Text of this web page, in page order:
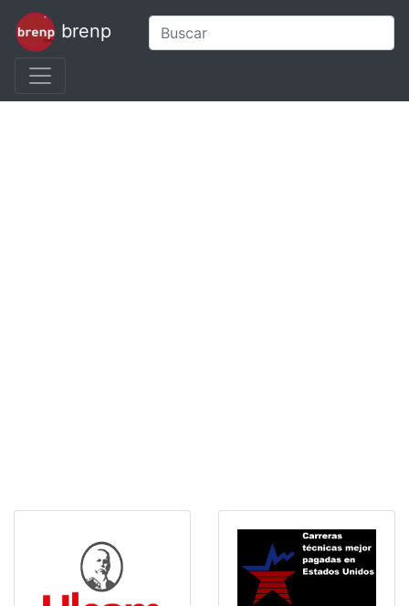
brenp